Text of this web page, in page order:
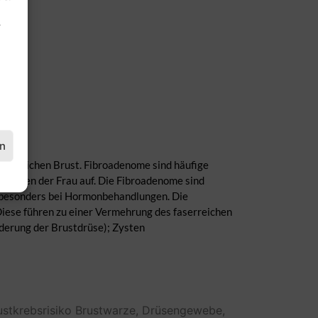
Brust. Fibroadenome sind häufige
der Frau auf. Die Fibroadenome sind
bei Hormonbehandlungen. Die
führen zu einer Vermehrung des faserreichen
der Brustdrüse); Zysten
Brustwarze, Drüsengewebe,